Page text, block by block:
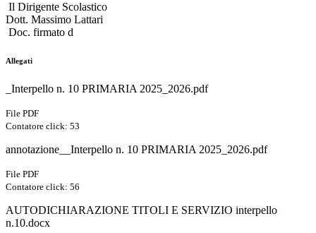
Il Dirigente Scolastico
Dott. Massimo Lattari
Doc. firmato d
Allegati
_Interpello n. 10 PRIMARIA 2025_2026.pdf
File PDF
Contatore click: 53
annotazione__Interpello n. 10 PRIMARIA 2025_2026.pdf
File PDF
Contatore click: 56
AUTODICHIARAZIONE TITOLI E SERVIZIO interpello
n.10.docx